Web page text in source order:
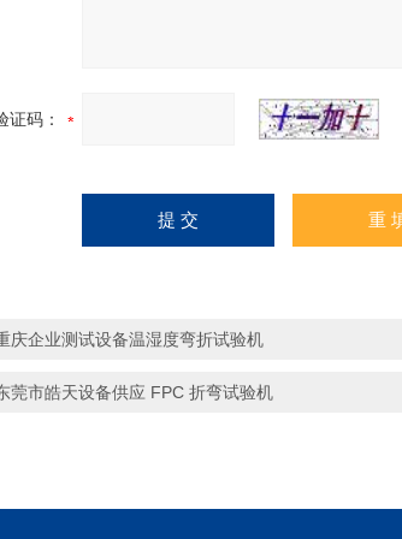
证码：
庆企业测试设备温湿度弯折试验机
莞市皓天设备供应 FPC 折弯试验机